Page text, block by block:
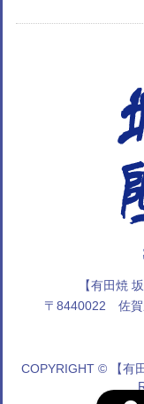
【有田焼
〒8440022 佐賀
COPYRIGHT © 【有